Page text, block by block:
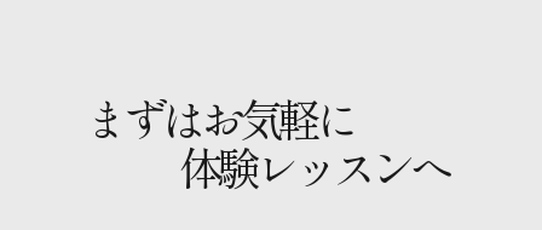
まずはお気軽に
体験レッスンへ